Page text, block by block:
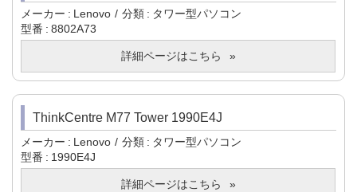
メーカー Lenovo 分類
タワー型パソコン
型番
8802A73
詳細ページはこちら
ThinkCentre M77 Tower 1990E4J
メーカー Lenovo 分類
タワー型パソコン
型番
1990E4J
詳細ページはこちら